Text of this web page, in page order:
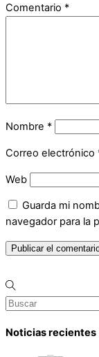
Comentario *
Nombre *
Correo electrónico
Web
Guarda mi
navegador para la
Noticias recientes